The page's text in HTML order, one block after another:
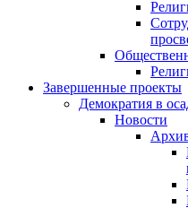
Завершенные проекты
Демократия в
Новости